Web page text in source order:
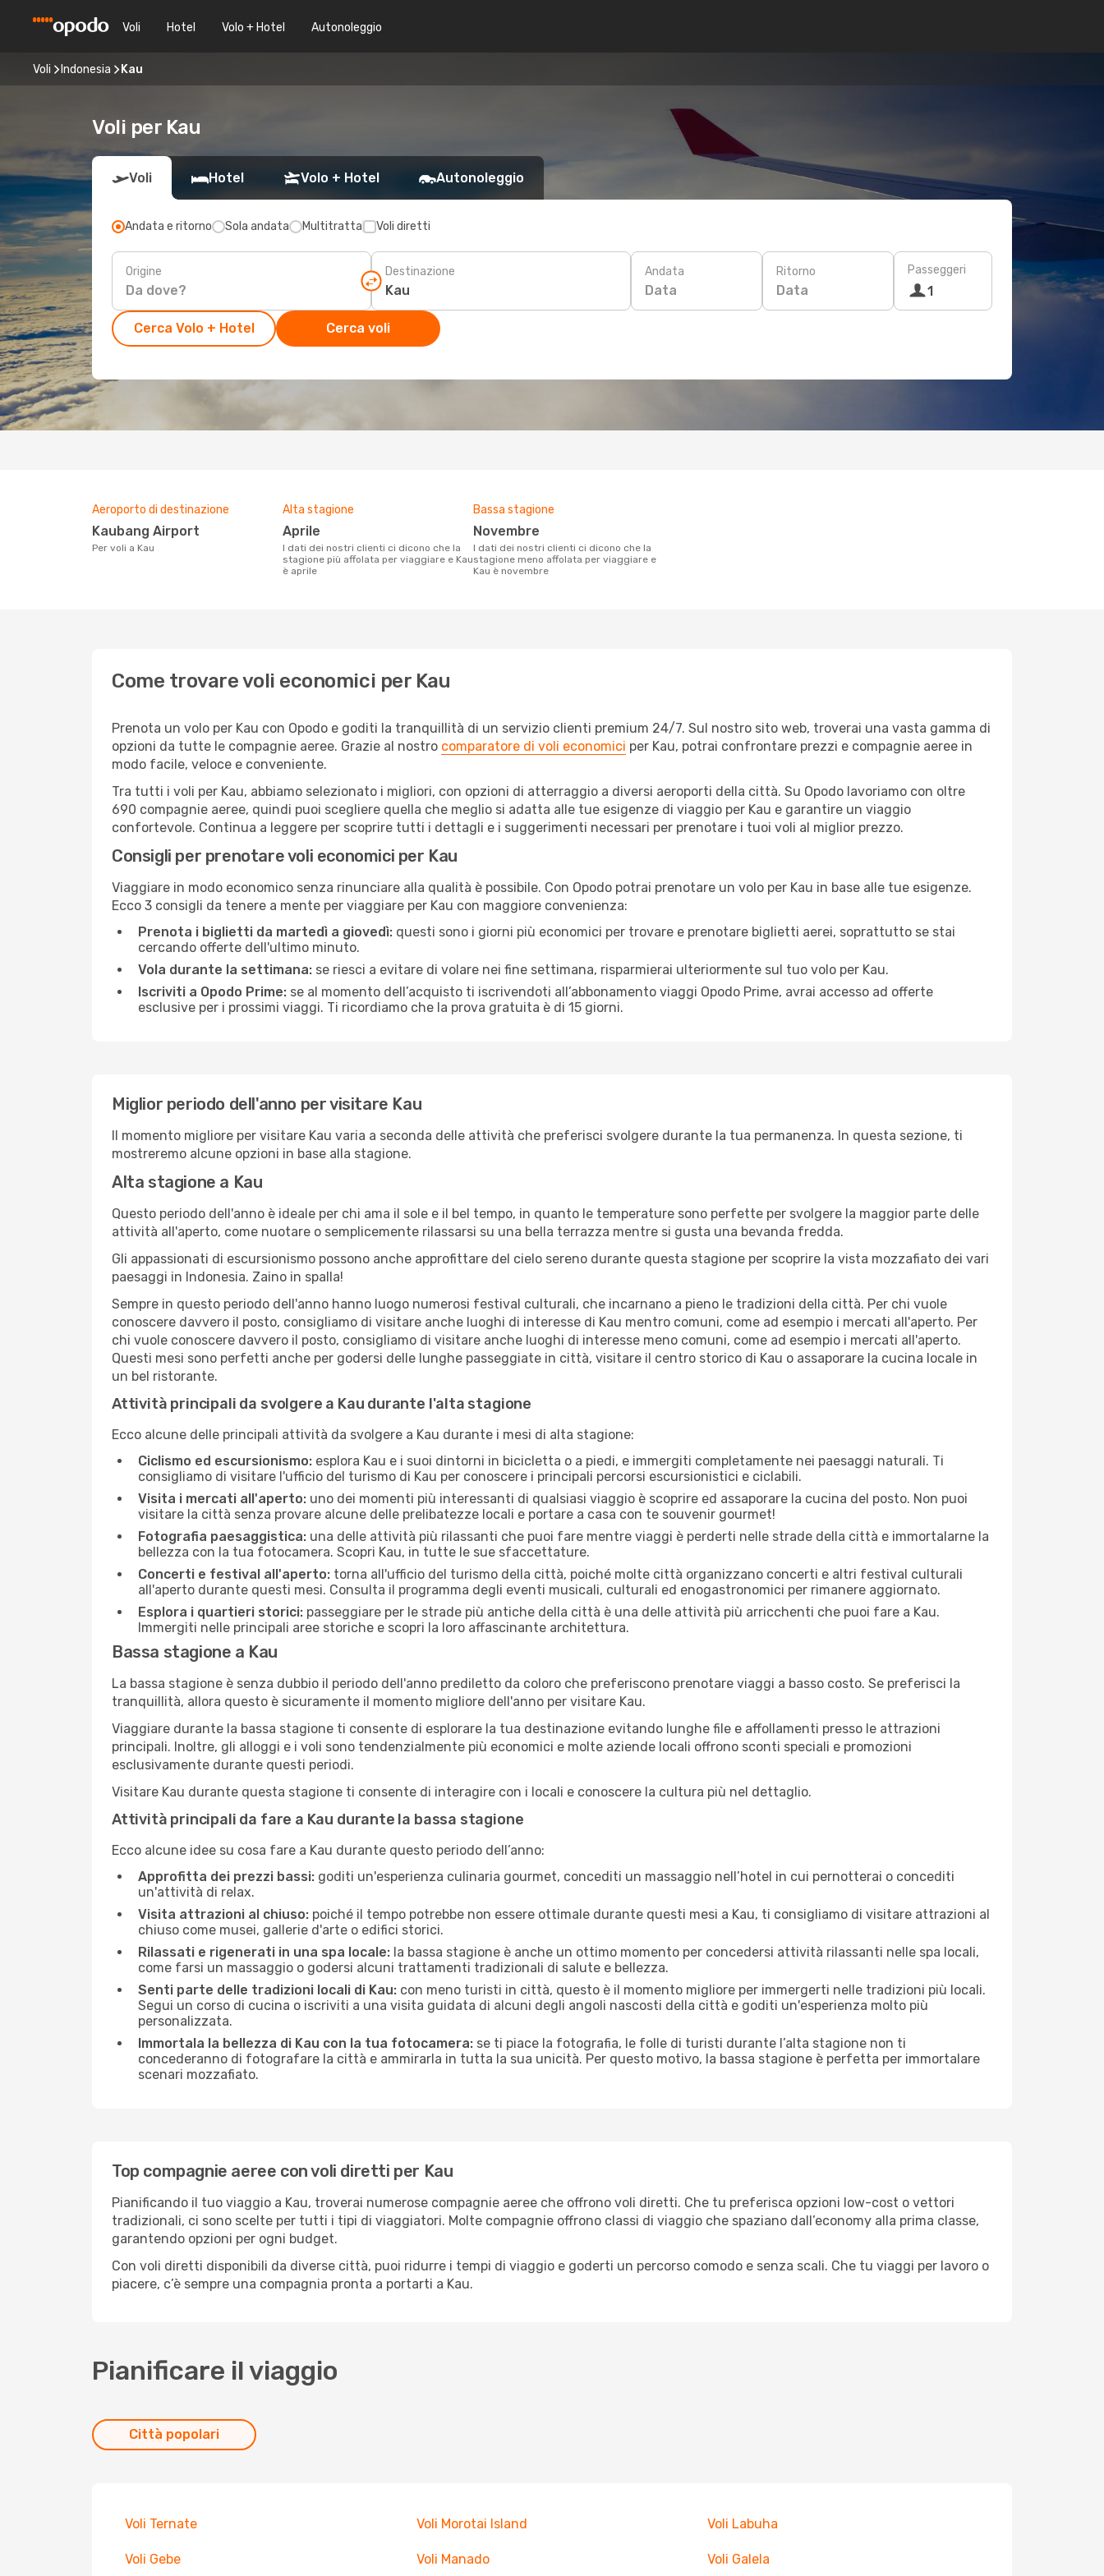
Voli Hotel Volo + Hotel Autonoleggio
Voli Indonesia Kau
Voli per Kau
Voli Hotel Volo + Hotel Autonoleggio
Andata e ritorno Sola andata Multitratta Voli diretti
Origine Destinazione Andata
Data
Ritorno
Data
Passeggeri
1
Cerca Volo + Hotel Cerca voli
Aeroporto di destinazione
Kaubang Airport
Per voli a Kau
Alta stagione
aprile
I dati dei nostri clienti ci dicono che la
stagione più affolata per viaggiare e Kau
è aprile
Bassa stagione
novembre
I dati dei nostri clienti ci dicono che la
stagione meno affolata per viaggiare e
Kau è novembre
Come trovare voli economici per Kau
Prenota un volo per Kau con Opodo e goditi la tranquillità di un servizio clienti premium 24/7. Sul nostro sito web, troverai una vasta gamma di
opzioni da tutte le compagnie aeree. Grazie al nostro comparatore di voli economici per Kau, potrai confrontare prezzi e compagnie aeree in
modo facile, veloce e conveniente.
Tra tutti i voli per Kau, abbiamo selezionato i migliori, con opzioni di atterraggio a diversi aeroporti della città. Su Opodo lavoriamo con oltre
690 compagnie aeree, quindi puoi scegliere quella che meglio si adatta alle tue esigenze di viaggio per Kau e garantire un viaggio
confortevole. Continua a leggere per scoprire tutti i dettagli e i suggerimenti necessari per prenotare i tuoi voli al miglior prezzo.
Consigli per prenotare voli economici per Kau
Viaggiare in modo economico senza rinunciare alla qualità è possibile. Con Opodo potrai prenotare un volo per Kau in base alle tue esigenze.
Ecco 3 consigli da tenere a mente per viaggiare per Kau con maggiore convenienza:
Prenota i biglietti da martedì a giovedì: questi sono i giorni più economici per trovare e prenotare biglietti aerei, soprattutto se stai
cercando offerte dell'ultimo minuto.
Vola durante la settimana: se riesci a evitare di volare nei fine settimana, risparmierai ulteriormente sul tuo volo per Kau.
Iscriviti a Opodo Prime: se al momento dell’acquisto ti iscrivendoti all’abbonamento viaggi Opodo Prime, avrai accesso ad offerte
esclusive per i prossimi viaggi. Ti ricordiamo che la prova gratuita è di 15 giorni.
Miglior periodo dell'anno per visitare Kau
Il momento migliore per visitare Kau varia a seconda delle attività che preferisci svolgere durante la tua permanenza. In questa sezione, ti
mostreremo alcune opzioni in base alla stagione.
Alta stagione a Kau
Questo periodo dell'anno è ideale per chi ama il sole e il bel tempo, in quanto le temperature sono perfette per svolgere la maggior parte delle
attività all'aperto, come nuotare o semplicemente rilassarsi su una bella terrazza mentre si gusta una bevanda fredda.
Gli appassionati di escursionismo possono anche approfittare del cielo sereno durante questa stagione per scoprire la vista mozzafiato dei vari
paesaggi in Indonesia. Zaino in spalla!
Sempre in questo periodo dell'anno hanno luogo numerosi festival culturali, che incarnano a pieno le tradizioni della città. Per chi vuole
conoscere davvero il posto, consigliamo di visitare anche luoghi di interesse di Kau mentro comuni, come ad esempio i mercati all'aperto. Per
chi vuole conoscere davvero il posto, consigliamo di visitare anche luoghi di interesse meno comuni, come ad esempio i mercati all'aperto.
Questi mesi sono perfetti anche per godersi delle lunghe passeggiate in città, visitare il centro storico di Kau o assaporare la cucina locale in
un bel ristorante.
Attività principali da svolgere a Kau durante l'alta stagione
Ecco alcune delle principali attività da svolgere a Kau durante i mesi di alta stagione:
Ciclismo ed escursionismo: esplora Kau e i suoi dintorni in bicicletta o a piedi, e immergiti completamente nei paesaggi naturali. Ti
consigliamo di visitare l'ufficio del turismo di Kau per conoscere i principali percorsi escursionistici e ciclabili.
Visita i mercati all'aperto: uno dei momenti più interessanti di qualsiasi viaggio è scoprire ed assaporare la cucina del posto. Non puoi
visitare la città senza provare alcune delle prelibatezze locali e portare a casa con te souvenir gourmet!
Fotografia paesaggistica: una delle attività più rilassanti che puoi fare mentre viaggi è perderti nelle strade della città e immortalarne la
bellezza con la tua fotocamera. Scopri Kau, in tutte le sue sfaccettature.
Concerti e festival all'aperto: torna all'ufficio del turismo della città, poiché molte città organizzano concerti e altri festival culturali
all'aperto durante questi mesi. Consulta il programma degli eventi musicali, culturali ed enogastronomici per rimanere aggiornato.
Esplora i quartieri storici: passeggiare per le strade più antiche della città è una delle attività più arricchenti che puoi fare a Kau.
Immergiti nelle principali aree storiche e scopri la loro affascinante architettura.
Bassa stagione a Kau
La bassa stagione è senza dubbio il periodo dell'anno prediletto da coloro che preferiscono prenotare viaggi a basso costo. Se preferisci la
tranquillità, allora questo è sicuramente il momento migliore dell'anno per visitare Kau.
Viaggiare durante la bassa stagione ti consente di esplorare la tua destinazione evitando lunghe file e affollamenti presso le attrazioni
principali. Inoltre, gli alloggi e i voli sono tendenzialmente più economici e molte aziende locali offrono sconti speciali e promozioni
esclusivamente durante questi periodi.
Visitare Kau durante questa stagione ti consente di interagire con i locali e conoscere la cultura più nel dettaglio.
Attività principali da fare a Kau durante la bassa stagione
Ecco alcune idee su cosa fare a Kau durante questo periodo dell’anno:
Approfitta dei prezzi bassi: goditi un'esperienza culinaria gourmet, concediti un massaggio nell’hotel in cui pernotterai o concediti
un'attività di relax.
Visita attrazioni al chiuso: poiché il tempo potrebbe non essere ottimale durante questi mesi a Kau, ti consigliamo di visitare attrazioni al
chiuso come musei, gallerie d'arte o edifici storici.
Rilassati e rigenerati in una spa locale: la bassa stagione è anche un ottimo momento per concedersi attività rilassanti nelle spa locali,
come farsi un massaggio o godersi alcuni trattamenti tradizionali di salute e bellezza.
Senti parte delle tradizioni locali di Kau: con meno turisti in città, questo è il momento migliore per immergerti nelle tradizioni più locali.
Segui un corso di cucina o iscriviti a una visita guidata di alcuni degli angoli nascosti della città e goditi un'esperienza molto più
personalizzata.
Immortala la bellezza di Kau con la tua fotocamera: se ti piace la fotografia, le folle di turisti durante l’alta stagione non ti
concederanno di fotografare la città e ammirarla in tutta la sua unicità. Per questo motivo, la bassa stagione è perfetta per immortalare
scenari mozzafiato.
Top compagnie aeree con voli diretti per Kau
Pianificando il tuo viaggio a Kau, troverai numerose compagnie aeree che offrono voli diretti. Che tu preferisca opzioni low-cost o vettori
tradizionali, ci sono scelte per tutti i tipi di viaggiatori. Molte compagnie offrono classi di viaggio che spaziano dall’economy alla prima classe,
garantendo opzioni per ogni budget.
Con voli diretti disponibili da diverse città, puoi ridurre i tempi di viaggio e goderti un percorso comodo e senza scali. Che tu viaggi per lavoro o
piacere, c’è sempre una compagnia pronta a portarti a Kau.
Pianificare il viaggio
Città popolari
Voli Ternate Voli Morotai Island Voli Labuha
Voli Gebe Voli Manado Voli Galela